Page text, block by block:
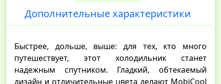
Дополнительные характеристики
Быстрее, дольше, выше: для тех, кто много
путешествует, этот холодильник станет
надежным спутником. Гладкий, обтекаемый
дизайн и отличительные цвета делают MobiCool